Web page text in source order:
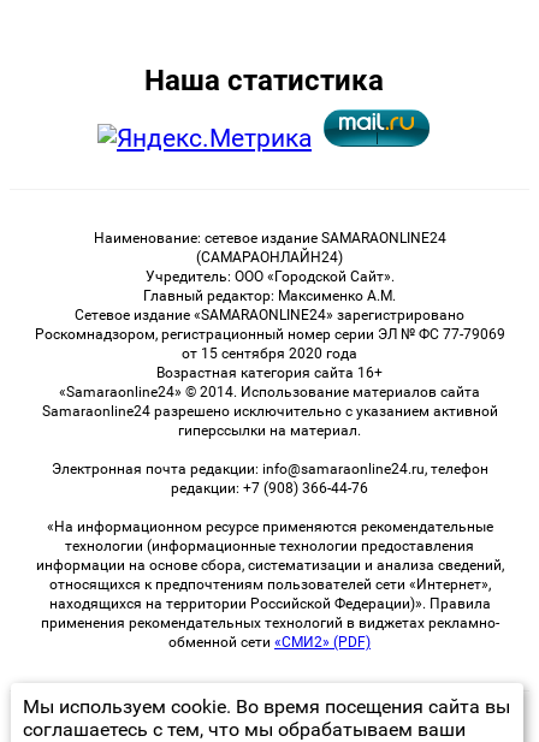
Наша статистика
Наименование: сетевое издание SAMARAONLINE24
(САМАРАОНЛАЙН24)
Учредитель: ООО «Городской Сайт».
Главный редактор: Максименко А.М.
Сетевое издание «SAMARAONLINE24» зарегистрировано
Роскомнадзором, регистрационный номер серии ЭЛ № ФС 77-79069
от 15 сентября 2020 года
Возрастная категория сайта 16+
«Samaraonline24» © 2014. Использование материалов сайта
Samaraonline24 разрешено исключительно с указанием активной
гиперссылки на материал.
Электронная почта редакции: info@samaraonline24.ru, телефон
редакции: +7 (908) 366-44-76
«На информационном ресурсе применяются рекомендательные
технологии (информационные технологии предоставления
информации на основе сбора, систематизации и анализа сведений,
относящихся к предпочтениям пользователей сети «Интернет»,
находящихся на территории Российской Федерации)». Правила
применения рекомендательных технологий в виджетах рекламно-
обменной сети «СМИ2» (PDF)
© 2026 «samaraOnline24» | Все права защищены
Мы используем cookie. Во время посещения сайта вы
соглашаетесь с тем, что мы обрабатываем ваши